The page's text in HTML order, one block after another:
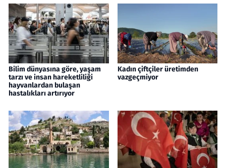
Bilim dünyasına göre, yaşam
tarzı ve insan hareketliliği
hayvanlardan bulaşan
hastalıkları artırıyor
Kadın çiftçiler üretimden
vazgeçmiyor